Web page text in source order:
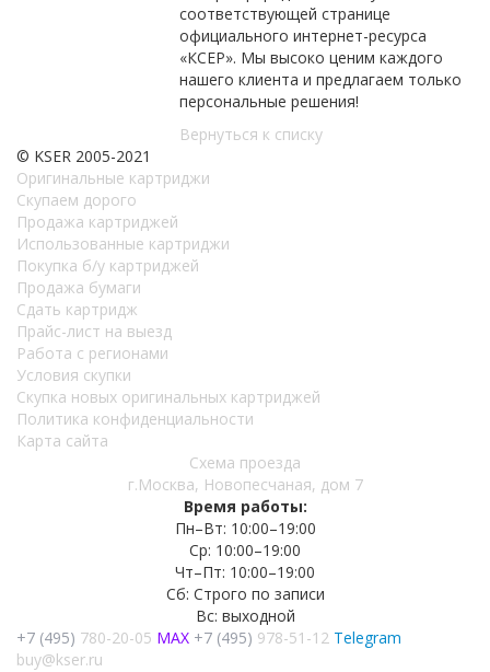
соответствующей странице
официального интернет-ресурса
«КСЕР». Мы высоко ценим каждого
нашего клиента и предлагаем только
персональные решения!
Вернуться к списку
© KSER 2005-2021
Оригинальные картриджи
Скупаем дорого
Продажа картриджей
Использованные картриджи
Покупка б/у картриджей
Продажа бумаги
Сдать картридж
Прайс-лист на выезд
Работа с регионами
Условия скупки
Скупка новых оригинальных картриджей
Политика конфиденциальности
Карта сайта
Схема проезда
г.Москва, Новопесчаная, дом 7
Время работы:
Пн–Вт: 10:00–19:00
Ср: 10:00–19:00
Чт–Пт: 10:00–19:00
Сб: Строго по записи
Вс: выходной
+7 (495) 780-20-05 MAX +7 (495) 978-51-12 Telegram
buy@kser.ru